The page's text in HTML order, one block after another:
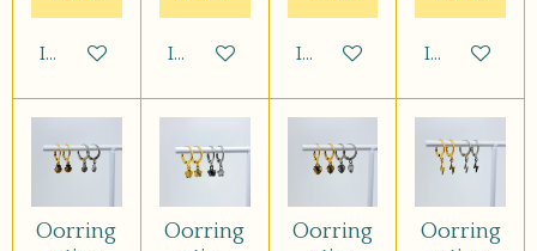
In winkelwagenIn winkelwagenIn winkelwagenIn
Oorring
Oorring
Oorring
Oorring